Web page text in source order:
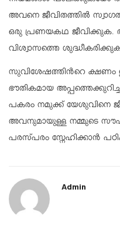
അവനെ ജീവിതത്തിൽ
ഒരു പ്രണയകഥ ജീവിക്കുക.
വിശ്വാസത്തെ
സുവിശേഷത്തിൻറെ ക്ഷണം
ഭൗതികമായ
പകരം നമുക്ക് യേശുവിനെ
അവനുമായുള്ള നമ്മുടെ
പരസ്പരം സ്നേഹിക്കാൻ
Admin